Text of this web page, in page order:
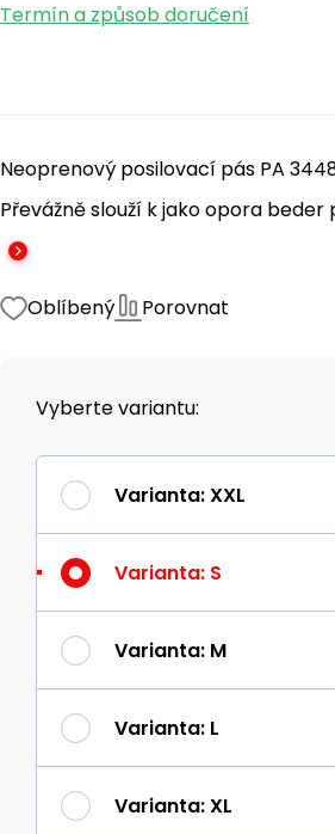
Termín a způsob doručení
Neoprenový posilovací pás PA
Převážně slouží k jako opora
Oblíbený Porovnat
Vyberte variantu:
Varianta:XXL
Varianta: S
Varianta: M
Varianta: L
Varianta:XL